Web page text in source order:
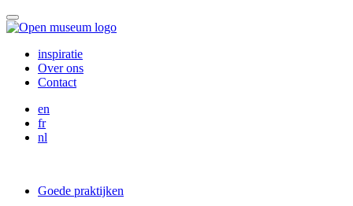
Skip
toMenu
inspiratie
Over ons
Contact
en
frFrançais
nl
Goede praktijken